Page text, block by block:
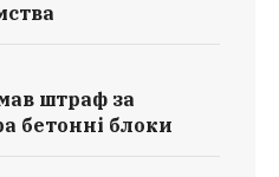
штраф за
бетонні блоки